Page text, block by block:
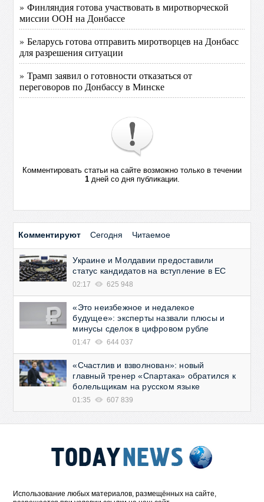
» Финляндия готова участвовать в миротворческой
миссии ООН на Донбассе
» Беларусь готова отправить миротворцев на Донбасс
для разрешения ситуации
» Трамп заявил о готовности отказаться от
переговоров по Донбассу в Минске
Комментировать статьи на сайте возможно только в течении
1дней со дня публикации.
Комментируют Сегодня Читаемое
Украине и Молдавии предоставили
статус кандидатов на вступление в ЕС
02:17 625 948
«Это неизбежное и недалекое
будущее»: эксперты назвали плюсы и
минусы сделок в цифровом рубле
01:47 644 037
«Счастлив и взволнован»: новый
главный тренер «Спартака» обратился к
болельщикам на русском языке
01:35 607 839
Использование любых материалов, размещённых на сайте,